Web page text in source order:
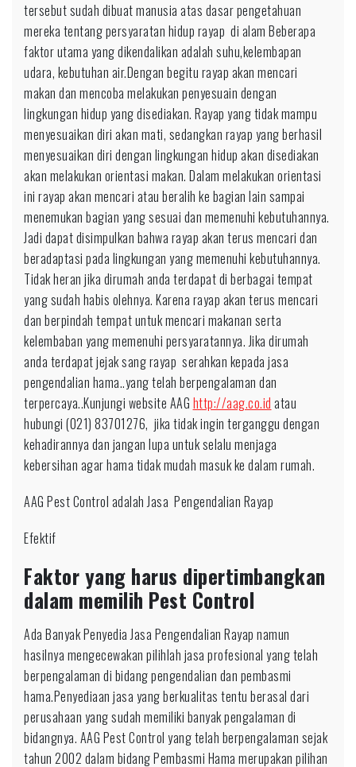
tersebut sudah dibuat manusia atas dasar pengetahuan
mereka tentang persyaratan hidup rayap di alam Beberapa
faktor utama yang dikendalikan adalah suhu,kelembapan
udara, kebutuhan air.Dengan begitu rayap akan mencari
makan dan mencoba melakukan penyesuain dengan
lingkungan hidup yang disediakan. Rayap yang tidak mampu
menyesuaikan diri akan mati, sedangkan rayap yang berhasil
menyesuaikan diri dengan lingkungan hidup akan disediakan
akan melakukan orientasi makan. Dalam melakukan orientasi
ini rayap akan mencari atau beralih ke bagian lain sampai
menemukan bagian yang sesuai dan memenuhi kebutuhannya.
Jadi dapat disimpulkan bahwa rayap akan terus mencari dan
beradaptasi pada lingkungan yang memenuhi kebutuhannya.
Tidak heran jika dirumah anda terdapat di berbagai tempat
yang sudah habis olehnya. Karena rayap akan terus mencari
dan berpindah tempat untuk mencari makanan serta
kelembaban yang memenuhi persyaratannya. Jika dirumah
anda terdapat jejak sang rayap serahkan kepada jasa
pengendalian hama..yang telah berpengalaman dan
terpercaya..Kunjungi website AAG http://aag.co.id atau
hubungi (021) 83701276, jika tidak ingin terganggu dengan
kehadirannya dan jangan lupa untuk selalu menjaga
kebersihan agar hama tidak mudah masuk ke dalam rumah.
AAG Pest Control adalah Jasa Pengendalian Rayap
Efektif
Faktor yang harus dipertimbangkan
dalam memilih Pest Control
Ada Banyak Penyedia Jasa Pengendalian Rayap namun
hasilnya mengecewakan pilihlah jasa profesional yang telah
berpengalaman di bidang pengendalian dan pembasmi
hama.Penyediaan jasa yang berkualitas tentu berasal dari
perusahaan yang sudah memiliki banyak pengalaman di
bidangnya. AAG Pest Control yang telah berpengalaman sejak
tahun 2002 dalam bidang Pembasmi Hama merupakan pilihan